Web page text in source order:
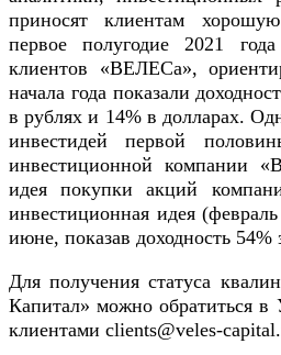
приносят клиентам
первое полугодие 2021
клиентов «ВЕЛЕСа»,
начала года показали
в рублях и 14% в долларах.
инвестидей первой
инвестиционной компании
идея покупки акций
инвестиционная идея
июне, показав доходность 54%
Для получения статуса
Капитал» можно обратиться в
клиентами clients@veles-